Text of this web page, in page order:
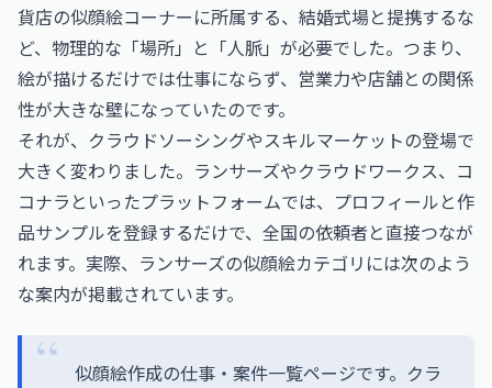
貨店の似顔絵コーナーに所属する、結婚式場と提携するな
ど、物理的な「場所」と「人脈」が必要でした。つまり、
絵が描けるだけでは仕事にならず、営業力や店舗との関係
性が大きな壁になっていたのです。
それが、クラウドソーシングやスキルマーケットの登場で
大きく変わりました。ランサーズやクラウドワークス、コ
コナラといったプラットフォームでは、プロフィールと作
品サンプルを登録するだけで、全国の依頼者と直接つなが
れます。実際、ランサーズの似顔絵カテゴリには次のよう
な案内が掲載されています。
似顔絵作成の仕事・案件一覧ページです。クラ